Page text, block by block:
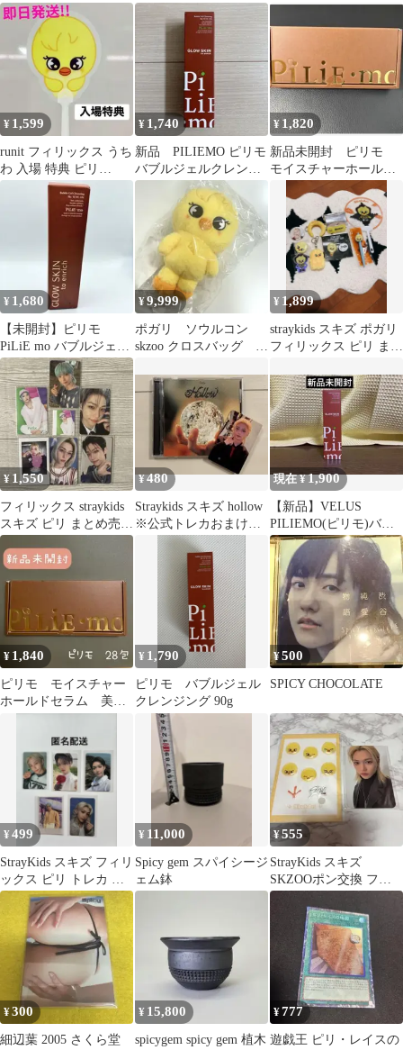
リ
リックス ピリ
¥ 1,599
runit フィリックス うち
わ 入場 特典 ピリ
BbokAri ポガリ
¥ 1,740
新品 PILIEMO ピリモ
バブルジェルクレンジ
ング
¥ 1,820
新品未開封 ピリモ
モイスチャーホールド
セラム 美容液 28包
¥ 1,680
【未開封】ピリモ
PiLiE mo バブルジェル
クレンジング 90g ②
¥9,999
ポガリ ソウルコン
skzoo クロスバッグ フ
ピリ
¥ 1,899
straykids スキズ ポガリ
フィリックス ピリ まと
¥ 1,550
フィリックス straykids
スキズ ピリ まとめ売り
12枚
¥480
Straykids スキズ hollow
※公式トレカおまけ付
き‼️ピリ
現在 ¥1,900
【新品】VELUS
PILIEMO(ピリモ)バブ
ルジェルクレンジング
90g
¥ 1,840
ピリモ モイスチャー
ホールドセラム 美容
¥ 1,790
ピリモ バブルジェル
クレンジング 90g
¥500
SPICY CHOCOLATE
¥499
StrayKids スキズ フィリ
ックス ピリ トレカ ま
とめ売り
¥ 11,000
Spicy gem スパイシージ
ェム鉢
¥555
StrayKids スキズ
SKZOOポン交換 フィ
リックス ピリ
¥300
細辺葉 2005 さくら堂
¥ 15,800
spicygem spicy gem 植木
¥777
遊戯王 ピリ・レイスの